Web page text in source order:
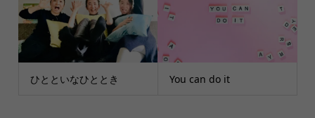
ひとといなひととき You can do it